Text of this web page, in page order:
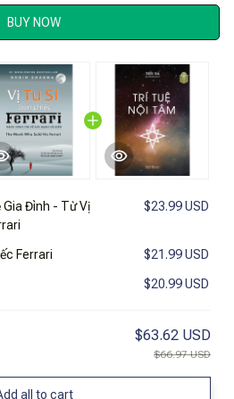
BUY NOW
Gia Đình - Từ Vị
$23.99 USD
Ferrari $21.99 USD
$20.99 USD
$63.62 USD
$66.97 USD
all to cart